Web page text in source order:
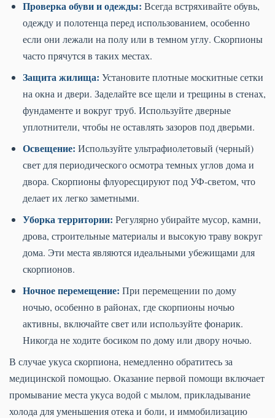
Проверка обуви и одежды: Всегда встряхивайте обувь,
одежду и полотенца перед использованием, особенно
если они лежали на полу или в темном углу. Скорпионы
часто прячутся в таких местах.
Защита жилища: Установите плотные москитные сетки
на окна и двери. Заделайте все щели и трещины в стенах,
фундаменте и вокруг труб. Используйте дверные
уплотнители, чтобы не оставлять зазоров под дверьми.
Освещение: Используйте ультрафиолетовый (черный)
свет для периодического осмотра темных углов дома и
двора. Скорпионы флуоресцируют под УФ-светом, что
делает их легко заметными.
Уборка территории: Регулярно убирайте мусор, камни,
дрова, строительные материалы и высокую траву вокруг
дома. Эти места являются идеальными убежищами для
скорпионов.
Ночное перемещение: При перемещении по дому
ночью, особенно в районах, где скорпионы ночью
активны, включайте свет или используйте фонарик.
Никогда не ходите босиком по дому или двору ночью.
В случае укуса скорпиона, немедленно обратитесь за
медицинской помощью. Оказание первой помощи включает
промывание места укуса водой с мылом, прикладывание
холода для уменьшения отека и боли, и иммобилизацию